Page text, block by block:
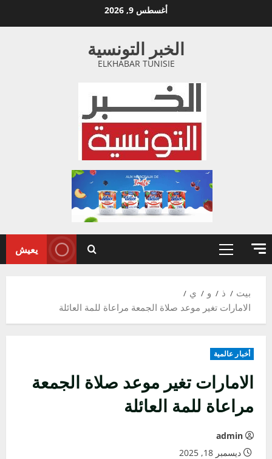
أغسطس 9, 2026
الخبر التونسية
ELKHABAR TUNISIE
القائمة
يعيش
بيت ذ و
ي
الامارات تغير موعد صلاة الجمعة مراعاة للمة العائلة
أخبار عالمية
الامارات تغير موعد صلاة الجمعة
مراعاة للمة العائلة
admin
ديسمبر 18, 2025